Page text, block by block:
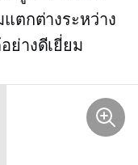
ตกต่างระหว่าง
ย่างดีเยี่ยม